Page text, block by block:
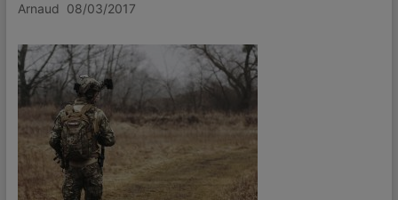
Arnaud 08/03/2017